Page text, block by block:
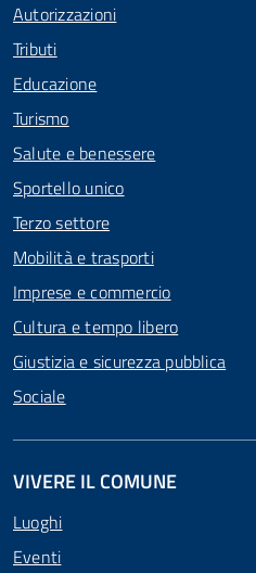
Autorizzazioni
Tributi
Educazione
Turismo
Salute e benessere
Sportello unico
Terzo settore
Mobilità e trasporti
Imprese e commercio
Cultura e tempo libero
Giustizia e sicurezza pubblica
Sociale
VIVERE IL COMUNE
Luoghi
Eventi